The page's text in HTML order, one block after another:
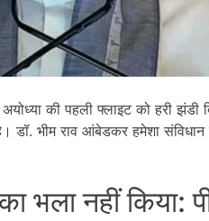
की पहली फ्लाइट को हरी झंडी
डॉ. भीम राव आंबेडकर हमेशा
भला नहीं किया: